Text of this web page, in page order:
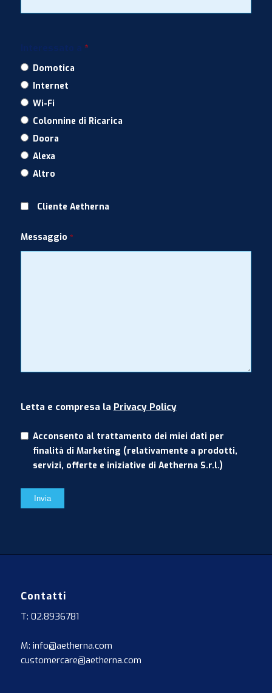
*
Domotica
Internet
Wi-Fi
Colonnine di Ricarica
Doora
Alexa
Altro
Cliente Aetherna
Messaggio *
Letta e compresa la Privacy Policy
Acconsento al trattamento dei miei dati per
finalità di Marketing (relativamente a prodotti,
servizi, offerte e iniziative di Aetherna S.r.l.)
Contatti
T: 02.8936781
M: info@aetherna.com
customercare@aetherna.com